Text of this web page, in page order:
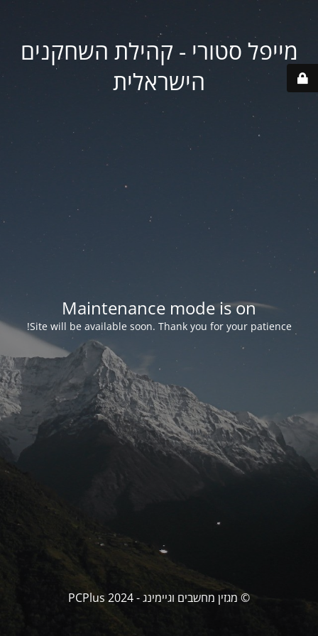
מייפל סטורי - קהילת השחקנים
הישראלית
Maintenance mode is on
Site will be available soon. Thank you for your patience!
© מגזין מחשבים וגיימינג - PCPlus 2024